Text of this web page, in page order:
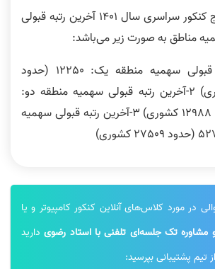
بر اساس نتایج کنکور سراسری سال 1401 آخرین رتبه قبولی
مناطق به صورت زیر می‌باشد:
1-آخرین رتبه قبولی سهمیه منطقه یک: 12250 (حدود
27739 کشوری) 2-آخرین رتبه قبولی سهمیه منطقه دو:
4526 (حدودا 12988 کشوری) 3-آخرین رتبه قبولی سهمیه
در مورد کلاس‌های آنلاین کنکور کامپیوتر و یا
مشاوره تک جلسه‌ای تلفنی با استاد رضویدارید
تیم پشتیبانی بپرسید: